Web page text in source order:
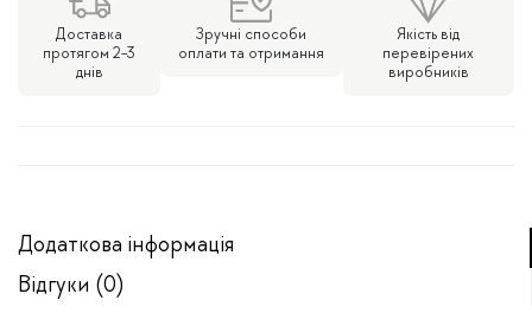
кількість
Доставка
протягом 2-3
днів
Зручні способи
оплати та отримання
Якість від
перевірених
виробників
Додаткова інформація
Відгуки (0)